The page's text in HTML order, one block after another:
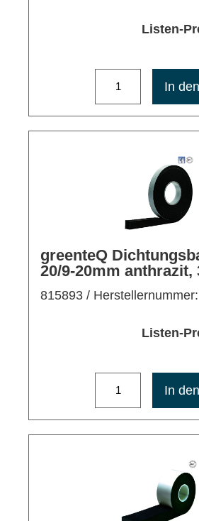
Listen-
In
greenteQ
20/9-20mm anthrazit,
VE15, außen/mitte
815893 /
Listen-
In